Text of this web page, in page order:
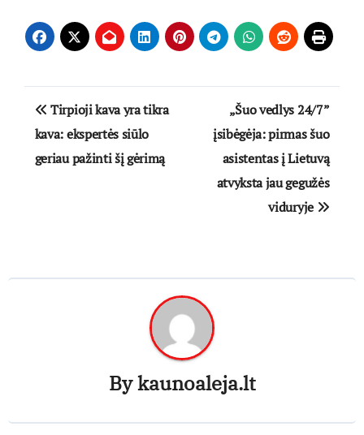
Navigacija
tarp
įrašų
Tirpioji kava yra tikra
kava: ekspertės siūlo
geriau pažinti šį gėrimą
„Šuo vedlys 24/7”
įsibėgėja: pirmas šuo
asistentas į Lietuvą
atvyksta jau gegužės
viduryje
Bykaunoaleja.lt